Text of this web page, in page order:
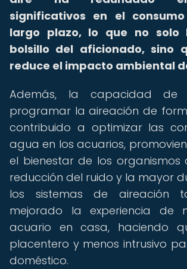
significativos en el
largo plazo, lo que no solo
bolsillo del aficionado, sino
reduce el impacto ambiental
Además, la capacidad de
programar la aireación de
contribuido a optimizar las
agua en los acuarios,
el bienestar de los organismos
reducción del ruido y la mayor
los sistemas de aireación
mejorado la experiencia de
acuario en casa, haciendo
placentero y menos intrusivo
doméstico.